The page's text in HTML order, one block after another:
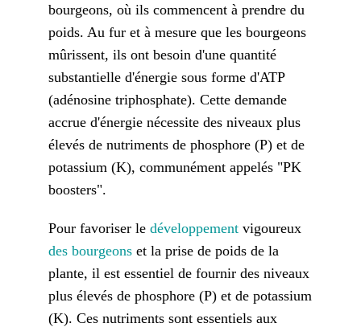
bourgeons, où ils commencent à prendre du
poids. Au fur et à mesure que les bourgeons
mûrissent, ils ont besoin d'une quantité
substantielle d'énergie sous forme d'ATP
(adénosine triphosphate). Cette demande
accrue d'énergie nécessite des niveaux plus
élevés de nutriments de phosphore (P) et de
potassium (K), communément appelés "PK
boosters".
Pour favoriser le développement vigoureux
des bourgeons et la prise de poids de la
plante, il est essentiel de fournir des niveaux
plus élevés de phosphore (P) et de potassium
(K). Ces nutriments sont essentiels aux